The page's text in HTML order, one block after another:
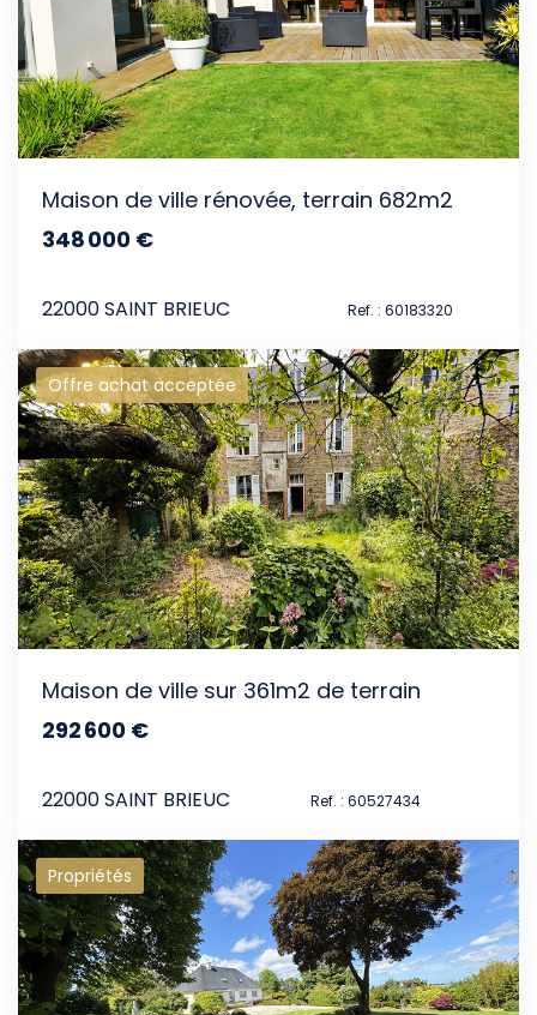
Maison de ville rénovée, terrain 682m2
348 000 €
22000 SAINT BRIEUC Ref. : 60183320
Offre achat acceptée
Maison de ville sur 361m2 de terrain
292 600 €
22000 SAINT BRIEUC Ref. : 60527434
Propriétés